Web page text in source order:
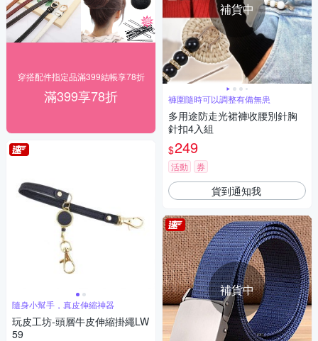
穿搭配件指定品滿399結帳享78折
滿399享78折
隨身小幫手，真皮伸縮神器
玩皮工坊-頭層牛皮伸縮掛繩LW
59
補貨中
褲圍隨時可以調整有備無患
多用途防走光裙褲收腰別針胸
針扣4入組
$249
活動 券
貨到通知我
補貨中